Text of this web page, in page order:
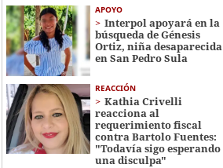
APOYO
Interpol apoyará en la
búsqueda de Génesis
Ortiz, niña desaparecida
en San Pedro Sula
REACCIÓN
Kathia Crivelli
reacciona al
requerimiento fiscal
contra Bartolo Fuentes:
"Todavía sigo esperando
una disculpa"